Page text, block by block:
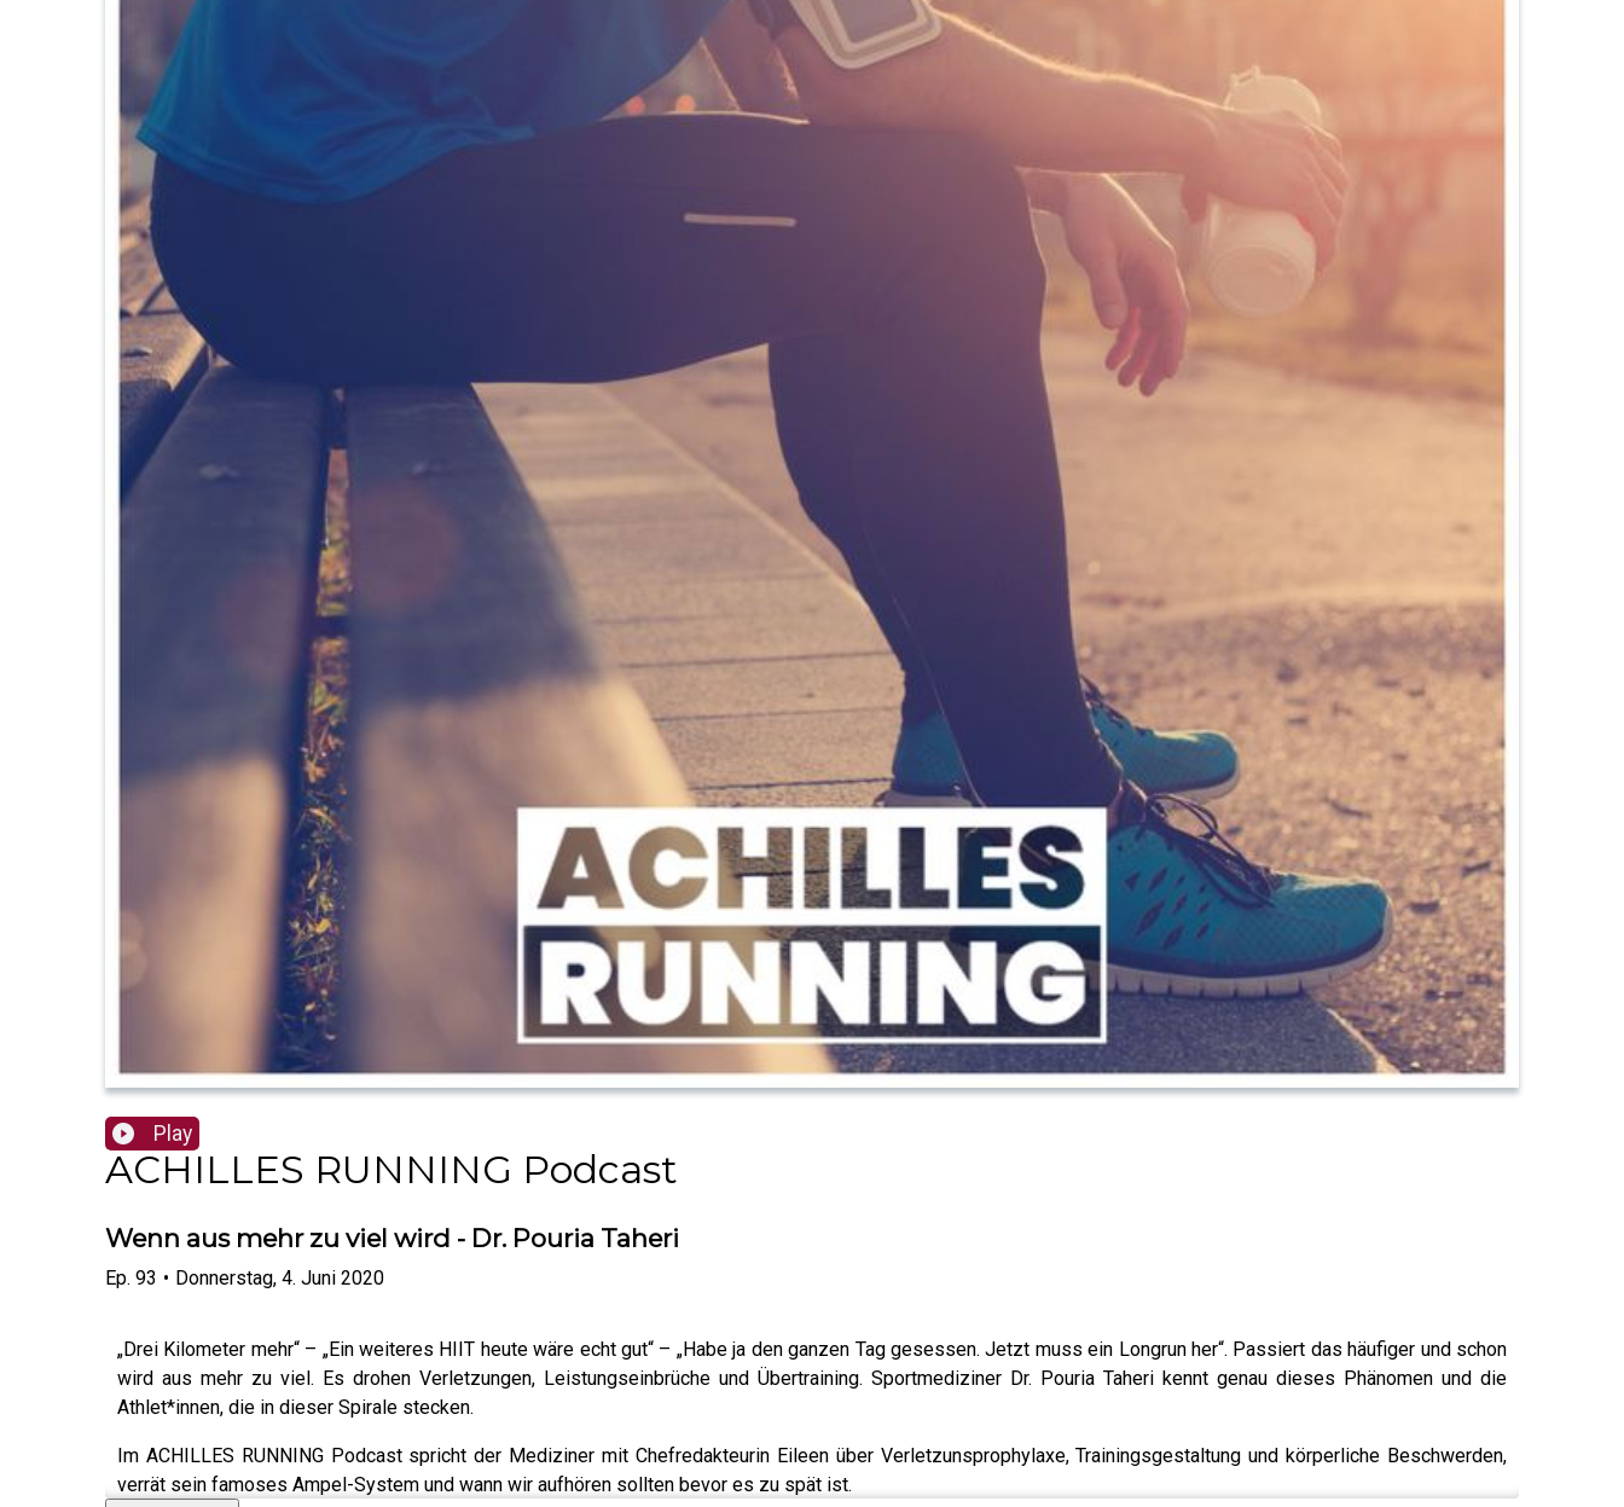
Play
ACHILLES RUNNING Podcast
Wenn aus mehr zu viel wird - Dr. Pouria Taheri
Ep. 93 • Donnerstag, 4. Juni 2020
„Drei Kilometer mehr“ – „Ein weiteres HIIT heute wäre echt gut“ – „Habe ja den ganzen Tag gesessen. Jetzt muss ein Longrun her“. Passiert das häufiger und schon
wird aus mehr zu viel. Es drohen Verletzungen, Leistungseinbrüche und Übertraining. Sportmediziner Dr. Pouria Taheri kennt genau dieses Phänomen und die
Athlet*innen, die in dieser Spirale stecken.
Im ACHILLES RUNNING Podcast spricht der Mediziner mit Chefredakteurin Eileen über Verletzunsprophylaxe, Trainingsgestaltung und körperliche Beschwerden,
verrät sein famoses Ampel-System und wann wir aufhören sollten bevor es zu spät ist.